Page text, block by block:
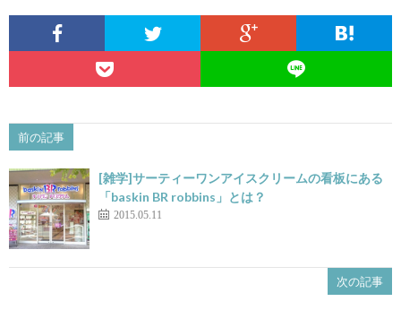
前の記事
[雑学]サーティーワンアイスクリームの看板にある
「baskin BR robbins」とは？
2015.05.11
次の記事